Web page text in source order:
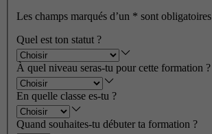
Les champs marqués d’un * sont obligatoires
Quel est ton statut ?
À quel niveau seras-tu pour cette formation ?
En quelle classe es-tu ?
Quand souhaites-tu débuter ta formation ?